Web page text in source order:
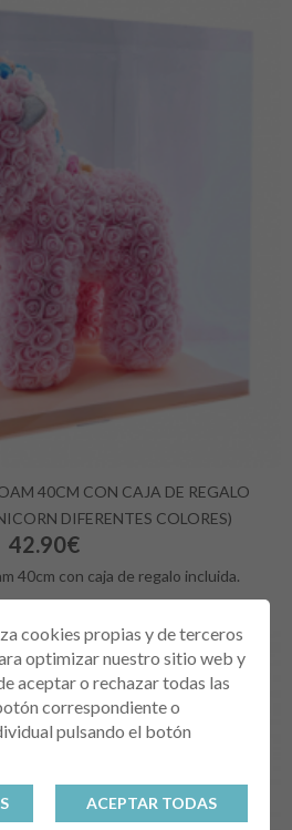
40CM CON CAJA DE REGALO
DIFERENTES COLORES)
42.90€
40cm con caja de regalo incluida.
cookies propias y de terceros
optimizar nuestro sitio web y
aceptar o rechazar todas las
correspondiente o
pulsando el botón
ACEPTAR TODAS